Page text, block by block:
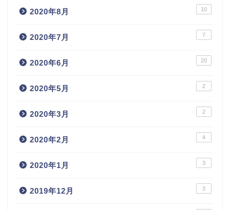
2020年8月 10
2020年7月 7
2020年6月 20
2020年5月 2
2020年3月 2
2020年2月 4
2020年1月 3
2019年12月 3